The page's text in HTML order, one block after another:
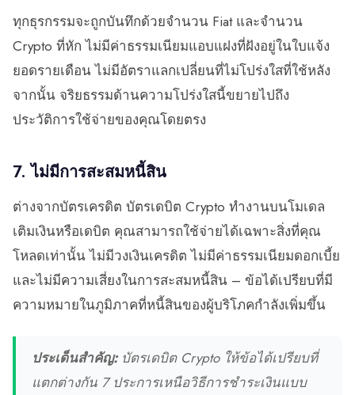
ทุกธุรกรรมจะถูกบันทึกด้วยจำนวน Fiat และจำนวน
Crypto ที่หัก ไม่มีค่าธรรมเนียมแอบแฝงที่ฝังอยู่ในใบแจ้ง
ยอดรายเดือน ไม่มีอัตราแลกเปลี่ยนที่ไม่โปร่งใสที่ใช้หลัง
จากนั้น จริยธรรมด้านความโปร่งใสนี้ขยายไปถึง
ประวัติการใช้จ่ายของคุณโดยตรง
7. ไม่มีการสะสมหนี้สิน
ต่างจากบัตรเครดิต บัตรเดบิต Crypto ทำงานบนโมเดล
เติมเงินหรือเดบิต คุณสามารถใช้จ่ายได้เฉพาะสิ่งที่คุณ
โหลดเท่านั้น ไม่มีวงเงินเครดิต ไม่มีค่าธรรมเนียมดอกเบี้ย
และไม่มีความเสี่ยงในการสะสมหนี้สิน – ข้อได้เปรียบที่มี
ความหมายในภูมิภาคที่หนี้สินของผู้บริโภคกำลังเพิ่มขึ้น
ประเด็นสำคัญ:บัตรเดบิต Crypto ให้ข้อได้เปรียบที่
แตกต่างกัน 7 ประการเหนือวิธีการชำระเงินแบบ